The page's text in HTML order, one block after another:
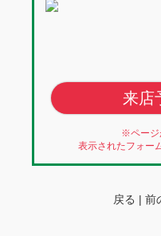
来店
※ページ
表示されたフォー
戻る | 前